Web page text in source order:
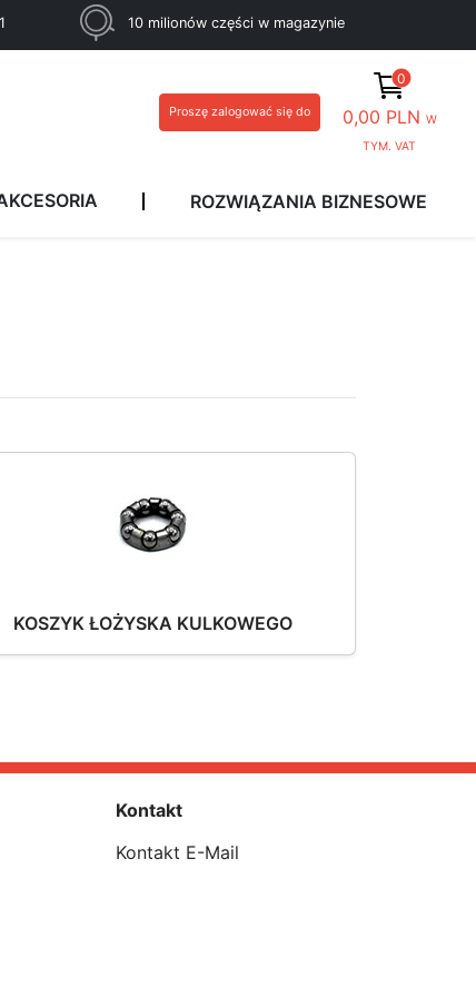
10 milionów części w magazynie
Proszę zalogować się do
0
0,00 PLN W
TYM. VAT
ROZWIĄZANIA BIZNESOWE
KOSZYK ŁOŻYSKA KULKOWEGO
Kontakt
Kontakt E-Mail